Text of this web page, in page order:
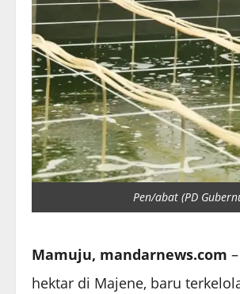
Pen/abat (PD
Mamuju, mandarnews.com
hektar di Majene, baru